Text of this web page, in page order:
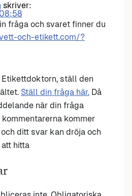
skriver:
fråga och svaret finner du
och-etikett.com/?
ställ den
Ställ din fråga här. Då
när din fråga
kommer
ditt svar kan dröja och
hitta